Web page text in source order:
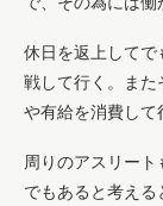
休日を返上して
戦して行く。ま
や有給を消費して
周りのアスリー
でもあると考え